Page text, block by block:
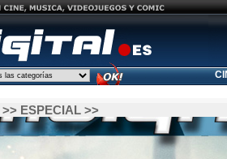
>> ESPECIAL >>